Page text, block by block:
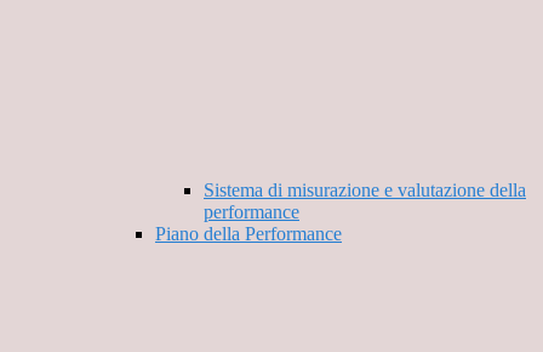
Sistema di misurazione e valutazione della
performance
Piano della Performance